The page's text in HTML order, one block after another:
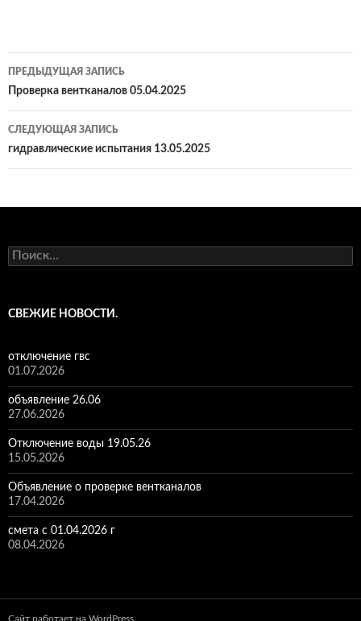
Навигация
по
записям
ПРЕДЫДУЩАЯ ЗАПИСЬ
Проверка вентканалов 05.04.2025
СЛЕДУЮЩАЯ ЗАПИСЬ
гидравлические испытания 13.05.2025
Найти:
СВЕЖИЕ НОВОСТИ.
отключение гвс
01.07.2026
объявление 26.06
27.06.2026
Отключение воды 19.05.26
15.05.2026
Объявление о проверке вентканалов
17.04.2026
смета с 01.04.2026 г
08.04.2026
Сайт работает на WordPress